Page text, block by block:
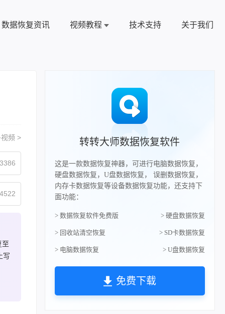
数据恢复资讯 视频教程 技术支持 关于我们
频 >
至
写
转转大师数据恢复软件
这是一款数据恢复神器，可进行电脑数据恢复，
硬盘数据恢复，U盘数据恢复， 误删数据恢复，
内存卡数据恢复等设备数据恢复功能，还支持下
面功能：
> 数据恢复软件免费版 > 硬盘数据恢复
> 回收站清空恢复 > SD卡数据恢复
> 电脑数据恢复 > U盘数据恢复
免费下载